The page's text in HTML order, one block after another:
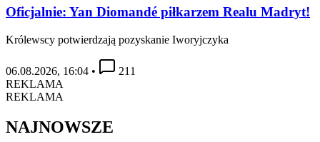
Oficjalnie: Yan Diomandé piłkarzem Realu Madryt!
Królewscy potwierdzają pozyskanie Iworyjczyka
06.08.2026, 16:04 •
211
REKLAMA
REKLAMA
NAJNOWSZE